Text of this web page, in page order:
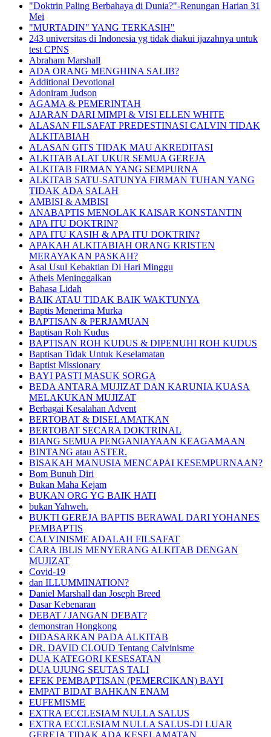
"Doktrin Paling Berbahaya di Dunia?"-Renungan Harian 31
Mei
"MURTADIN" YANG TERKASIH"
243 universitas di Indonesia yg tidak diakui ijazahnya untuk
test CPNS
Abraham Marshall
ADA ORANG MENGHINA SALIB?
Additional Devotional
Adoniram Judson
AGAMA & PEMERINTAH
AJARAN DARI MIMPI & VISI ELLEN WHITE
ALASAN FILSAFAT PREDESTINASI CALVIN TIDAK
ALKITABIAH
ALASAN GITS TIDAK MAU AKREDITASI
ALKITAB ALAT UKUR SEMUA GEREJA
ALKITAB FIRMAN YANG SEMPURNA
ALKITAB SATU-SATUNYA FIRMAN TUHAN YANG
TIDAK ADA SALAH
AMBISI & AMBISI
ANABAPTIS MENOLAK KAISAR KONSTANTIN
APA ITU DOKTRIN?
APA ITU KASIH & APA ITU DOKTRIN?
APAKAH ALKITABIAH ORANG KRISTEN
MERAYAKAN PASKAH?
Asal Usul Kebaktian Di Hari Minggu
Atheis Meninggalkan
Bahasa Lidah
BAIK ATAU TIDAK BAIK WAKTUNYA
Baptis Menerima Murka
BAPTISAN & PERJAMUAN
Baptisan Roh Kudus
BAPTISAN ROH KUDUS & DIPENUHI ROH KUDUS
Baptisan Tidak Untuk Keselamatan
Baptist Missionary
BAYI PASTI MASUK SORGA
BEDA ANTARA MUJIZAT DAN KARUNIA KUASA
MELAKUKAN MUJIZAT
Berbagai Kesalahan Advent
BERTOBAT & DISELAMATKAN
BERTOBAT SECARA DOKTRINAL
BIANG SEMUA PENGANIAYAAN KEAGAMAAN
BINTANG atau ASTER.
BISAKAH MANUSIA MENCAPAI KESEMPURNAAN?
Bom Bunuh Diri
Bukan Maha Kejam
BUKAN ORG YG BAIK HATI
bukan Yahweh.
BUKTI GEREJA BAPTIS BERAWAL DARI YOHANES
PEMBAPTIS
CALVINISME ADALAH FILSAFAT
CARA IBLIS MENYERANG ALKITAB DENGAN
MUJIZAT
Covid-19
dan ILLUMMINATION?
Daniel Marshall dan Joseph Breed
Dasar Kebenaran
DEBAT / JANGAN DEBAT?
demonstran Hongkong
DIDASARKAN PADA ALKITAB
DR. DAVID CLOUD Tentang Calvinisme
DUA KATEGORI KESESATAN
DUA UJUNG SEUTAS TALI
EFEK PEMBAPTISAN (PEMERCIKAN) BAYI
EMPAT BIDAT BAHKAN ENAM
EUFEMISME
EXTRA ECCLESIAM NULLA SALUS
EXTRA ECCLESIAM NULLA SALUS-DI LUAR